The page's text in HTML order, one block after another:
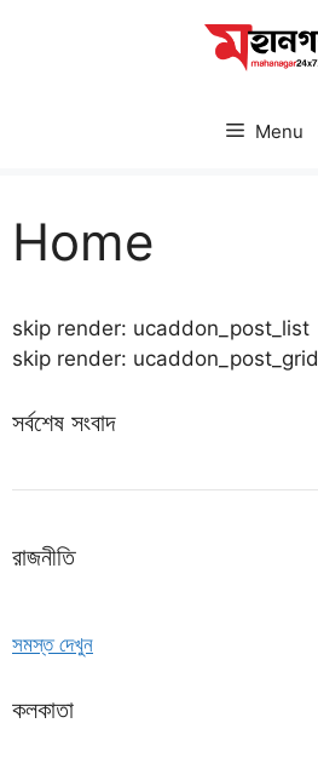
Menu
Home
skip render: ucaddon_post_list
skip render: ucaddon_post_grid
সর্বশেষ সংবাদ
রাজনীতি
সমস্ত দেখুন
কলকাতা